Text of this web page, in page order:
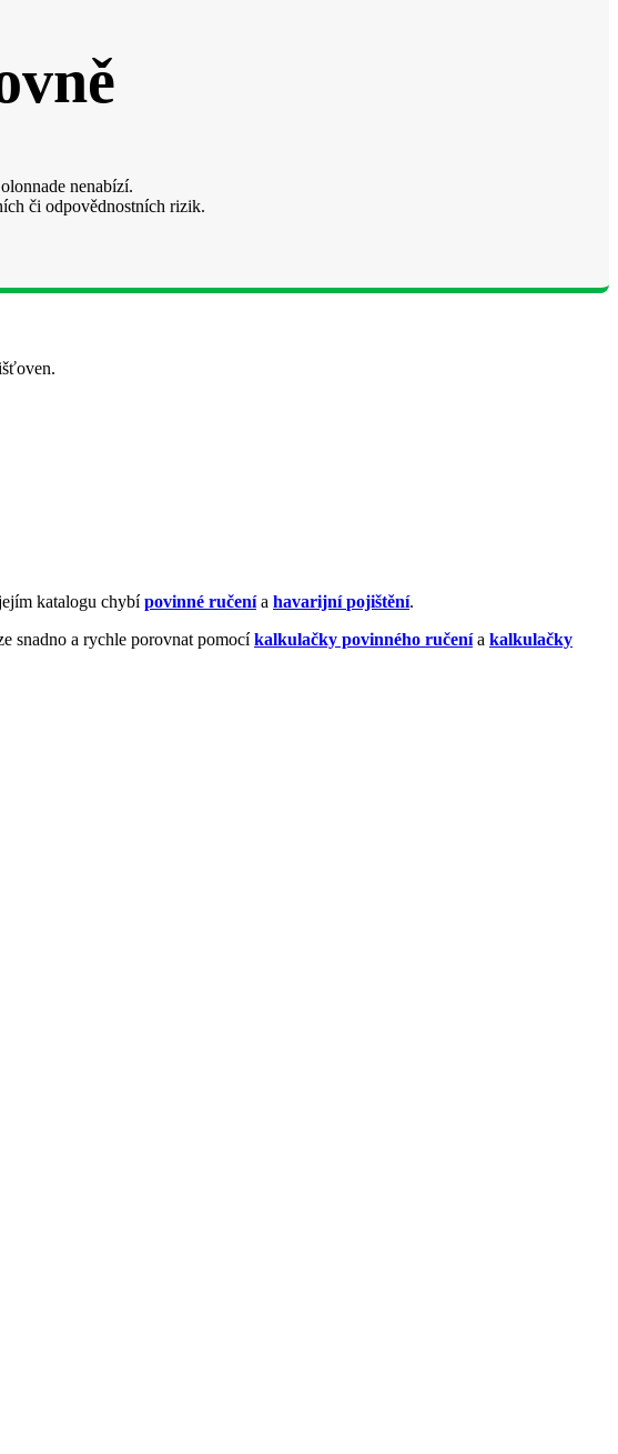
nenabízí.
či odpovědnostních rizik.
katalogu chybípovinné ručenía havarijnípojištění.
snadno a rychle porovnat pomocíkalkulačky povinného ručenía kalkulačky